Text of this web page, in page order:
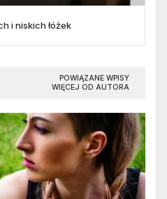
i niskich łóżek
POWIĄZANE WPISY
WIĘCEJ OD AUTORA